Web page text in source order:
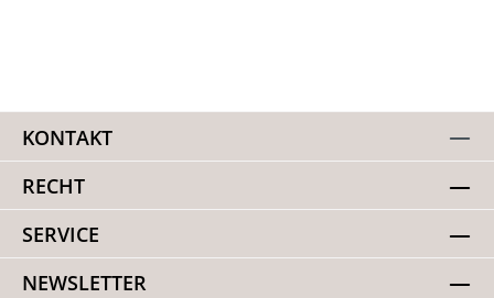
KONTAKT
RECHT
SERVICE
NEWSLETTER